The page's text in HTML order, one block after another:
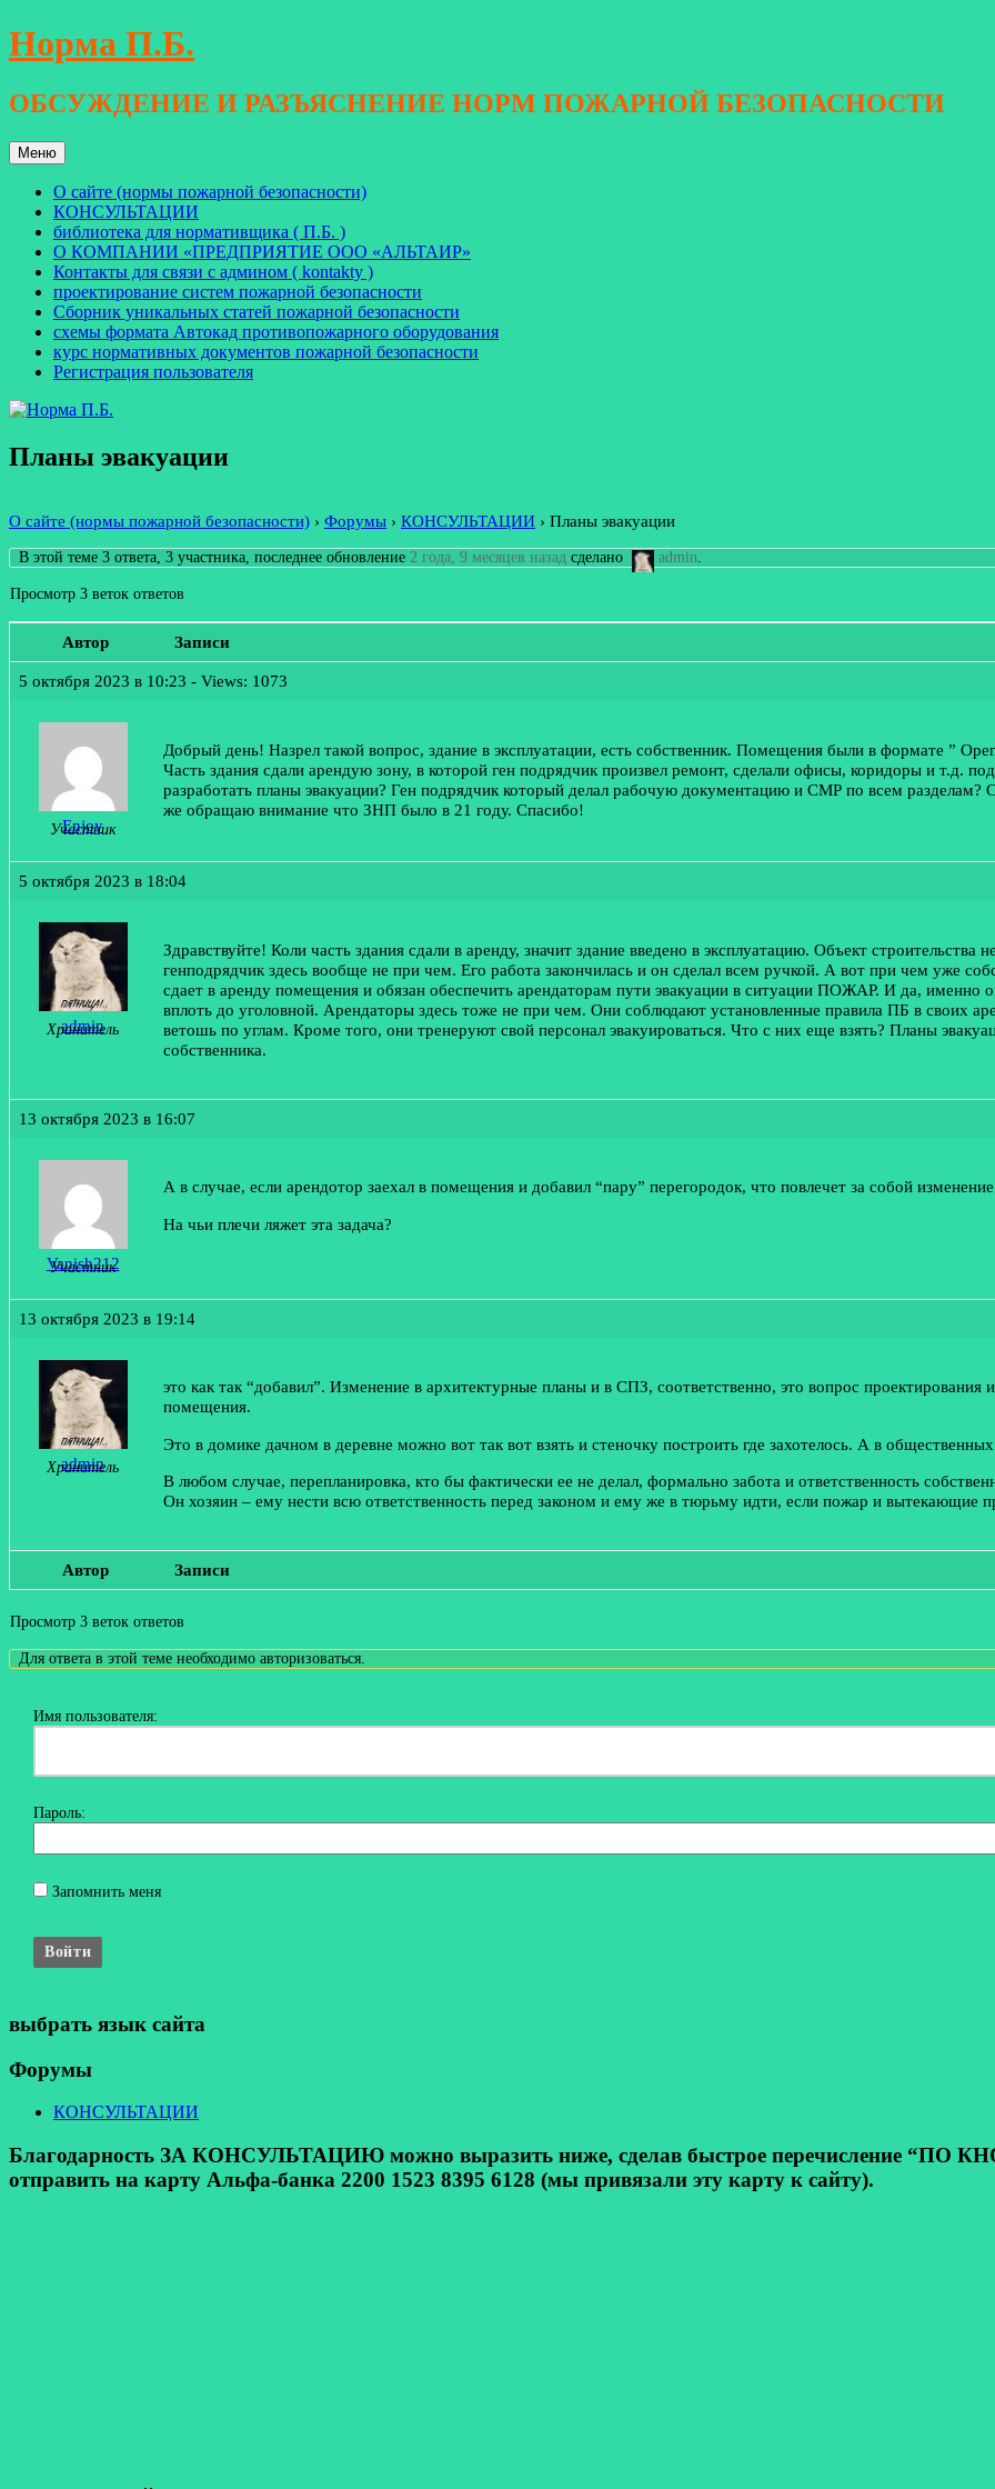
Перейти
к
Норма П.Б.
ОБСУЖДЕНИЕ И РАЗЪЯСНЕНИЕ НОРМ ПОЖАРНОЙ БЕЗОПАСНОСТИ
Меню
О сайте (нормы пожарной безопасности)
КОНСУЛЬТАЦИИ
библиотека для нормативщика ( П.Б. )
О КОМПАНИИ «ПРЕДПРИЯТИЕ ООО «АЛЬТАИР»
Контакты для связи с админом ( kontakty )
проектирование систем пожарной безопасности
Сборник уникальных статей пожарной безопасности
схемы формата Автокад противопожарного оборудования
курс нормативных документов пожарной безопасности
Регистрация пользователя
Планы эвакуации
О сайте (нормы пожарной безопасности) › Форумы › КОНСУЛЬТАЦИИ › Планы эвакуации
В этой теме 3 ответа, 3 участника, последнее обновление 2 года, 9 месяцев назад сделано admin
Просмотр 3 веток ответов
Автор Записи
5 октября 2023 в 10:23 - Views: 1073
Enjoy
Участник
Добрый день! Назрел такой вопрос, здание в эксплуатации, есть собственник. Помещения были в формате ”
Часть здания сдали арендую зону, в которой ген подрядчик произвел ремонт, сделали офисы, коридоры и т.д.
разработать планы эвакуации? Ген подрядчик который делал рабочую документацию и СМР по всем разделам?
же обращаю внимание что ЗНП было в 21 году. Спасибо!
5 октября 2023 в 18:04
admin
Хранитель
Здравствуйте! Коли часть здания сдали в аренду, значит здание введено в эксплуатацию. Объект строительства
генподрядчик здесь вообще не при чем. Его работа закончилась и он сделал всем ручкой. А вот при чем уже
сдает в аренду помещения и обязан обеспечить арендаторам пути эвакуации в ситуации ПОЖАР. И да, именно
вплоть до уголовной. Арендаторы здесь тоже не при чем. Они соблюдают установленные правила ПБ в своих
ветошь по углам. Кроме того, они тренеруют свой персонал эвакуироваться. Что с них еще взять? Планы
собственника.
13 октября 2023 в 16:07
Vanish212
Участник
А в случае, если арендотор заехал в помещения и добавил “пару” перегородок, что повлечет за собой
На чьи плечи ляжет эта задача?
13 октября 2023 в 19:14
admin
Хранитель
это как так “добавил”. Изменение в архитектурные планы и в СПЗ, соответственно, это вопрос проектирования
помещения.
Это в домике дачном в деревне можно вот так вот взять и стеночку построить где захотелось. А в
В любом случае, перепланировка, кто бы фактически ее не делал, формально забота и ответственность
Он хозяин – ему нести всю ответственность перед законом и ему же в тюрьму идти, если пожар и вытекающие
Автор Записи
Просмотр 3 веток ответов
Для ответа в этой теме необходимо авторизоваться.
Имя пользователя:
Пароль:
Запомнить меня
Войти
выбрать язык сайта
Форумы
КОНСУЛЬТАЦИИ
Благодарность ЗА КОНСУЛЬТАЦИЮ можно выразить ниже, сделав быстрое перечисление “ПО
отправить на карту Альфа-банка 2200 1523 8395 6128 (мы привязали эту карту к сайту).